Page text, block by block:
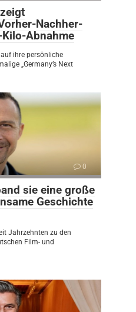
Nachher-
Abnahme
ihre persönliche
„Germany’s Next
0
sie eine große
Geschichte
Jahrzehnten zu den
Film- und